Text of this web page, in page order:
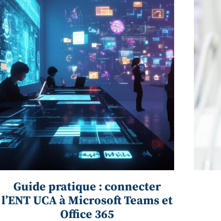
Guide pratique : connecter
l’ENT UCA à Microsoft Teams et
Office 365